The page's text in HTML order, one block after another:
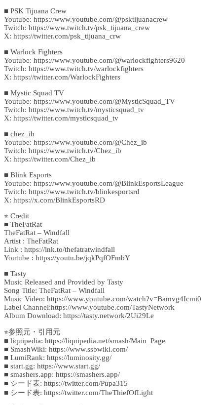
■ PSK Tijuana Crew
Youtube: https://www.youtube.com/@psktijuanacrew
Twitch: https://www.twitch.tv/psk_tijuana_crew
X: https://twitter.com/psk_tijuana_crw
■ Warlock Fighters
Youtube: https://www.youtube.com/@warlockfighters9620
Twitch: https://www.twitch.tv/warlockfighters
X: https://twitter.com/WarlockFighters
■ Mystic Squad TV
Youtube: https://www.youtube.com/@MysticSquad_TV
Twitch: https://www.twitch.tv/mysticsquad_tv
X: https://twitter.com/mysticsquad_tv
■ chez_ib
Youtube: https://www.youtube.com/@Chez_ib
Twitch: https://www.twitch.tv/Chez_ib
X: https://twitter.com/Chez_ib
■ Blink Esports
Youtube: https://www.youtube.com/@BlinkEsportsLeague
Twitch: https://www.twitch.tv/blinkesportsrd
X: https://x.com/BlinkEsportsRD
⭐︎ Credit
■ TheFatRat
TheFatRat – Windfall
Artist : TheFatRat
Link : https://lnk.to/thefatratwindfall
Youtube : https://youtu.be/jqkPqfOFmbY
■ Tasty
Music Released and Provided by Tasty
Song Title: TheFatRat – Windfall
Music Video: https://www.youtube.com/watch?v=Bamvg4Icmi0
Label Channel:https://www.youtube.com/TastyNetwork
Album Download: https://tasty.network/2Ui29Le
⭐︎参照元・引用元
■ liquipedia: https://liquipedia.net/smash/Main_Page
■ SmashWiki: https://www.ssbwiki.com/
■ LumiRank: https://luminosity.gg/
■ start.gg: https://www.start.gg/
■ smashers.app: https://smashers.app/
■ シード表: https://twitter.com/Pupa315
■ シード表: https://twitter.com/TheThiefOfLight